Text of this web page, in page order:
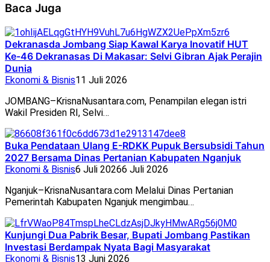
Baca Juga
Dekranasda Jombang Siap Kawal Karya Inovatif HUT
Ke-46 Dekranasas Di Makasar: Selvi Gibran Ajak Perajin
Dunia
Ekonomi & Bisnis11 Juli 2026
JOMBANG–KrisnaNusantara.com, Penampilan elegan istri
Wakil Presiden RI, Selvi…
Buka Pendataan Ulang E-RDKK Pupuk Bersubsidi Tahun
2027 Bersama Dinas Pertanian Kabupaten Nganjuk
Ekonomi & Bisnis6 Juli 20266 Juli 2026
Nganjuk–KrisnaNusantara.com Melalui Dinas Pertanian
Pemerintah Kabupaten Nganjuk mengimbau…
Kunjungi Dua Pabrik Besar, Bupati Jombang Pastikan
Investasi Berdampak Nyata Bagi Masyarakat
Ekonomi & Bisnis13 Juni 2026